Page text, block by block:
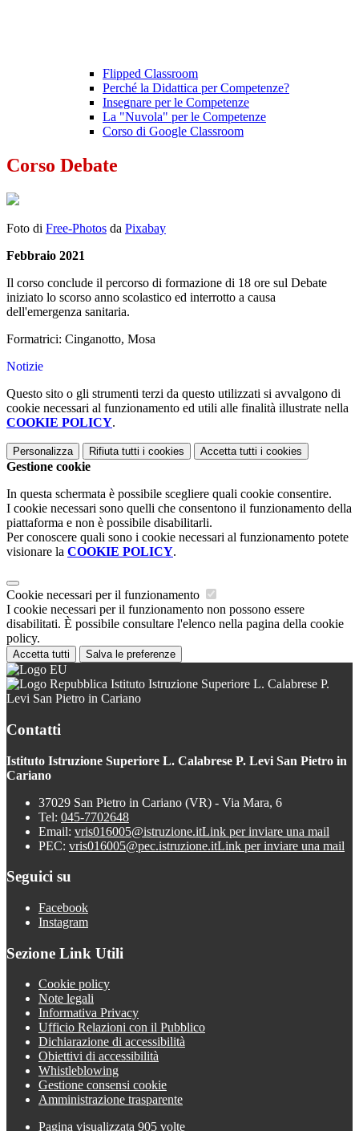
Flipped Classroom
Perché la Didattica per Competenze?
Insegnare per le Competenze
La "Nuvola" per le Competenze
Corso di Google Classroom
Corso Debate
Foto di Free-Photos da Pixabay
Febbraio 2021
Il corso conclude il percorso di formazione di 18 ore sul Debate
iniziato lo scorso anno scolastico ed interrotto a causa
dell'emergenza sanitaria.
Formatrici: Cinganotto, Mosa
Notizie
Questo sito o gli strumenti terzi da questo utilizzati si avvalgono di
cookie necessari al funzionamento ed utili alle finalità illustrate nella
COOKIE POLICY.
Personalizza Rifiuta tutti i cookies Accetta tutti i cookies
Gestione cookie
In questa schermata è possibile scegliere quali cookie consentire.
I cookie necessari sono quelli che consentono il funzionamento della
piattaforma e non è possibile disabilitarli.
Per conoscere quali sono i cookie necessari al funzionamento potete
visionare la COOKIE POLICY.
Cookie necessari per il funzionamento
I cookie necessari per il funzionamento non possono essere
disabilitati. È possibile consultare l'elenco nella pagina della cookie
policy.
Accetta tutti Salva le preferenze
Istituto Istruzione Superiore L. Calabrese P.
Levi San Pietro in Cariano
Contatti
Istituto Istruzione Superiore L. Calabrese P. Levi San Pietro in
Cariano
37029 San Pietro in Cariano (VR) - Via Mara, 6
Tel: 045-7702648
Email: vris016005@istruzione.itLink per inviare una mail
PEC: vris016005@pec.istruzione.itLink per inviare una mail
Seguici su
Facebook
Instagram
Sezione Link Utili
Cookie policy
Note legali
Informativa Privacy
Ufficio Relazioni con il Pubblico
Dichiarazione di accessibilità
Obiettivi di accessibilità
Whistleblowing
Gestione consensi cookie
Amministrazione trasparente
Pagina visualizzata 905 volte